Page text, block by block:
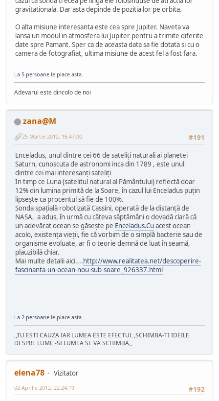
gravitationala. Dar asta depinde de pozitia lor pe orbita.
O alta misiune interesanta este cea spre Jupiter. Naveta va
lansa un modul in atmosfera lui Jupiter pentru a trimite diferite
date spre Pamant. Sper ca de aceasta data sa fie dotata si cu o
camera de fotografiat, ultima misiune de acest fel a fost fara.
La 5 persoane le place asta.
Adevarul este dincolo de noi
zana@M
#191
25 Martie 2012, 16:47:00
Enceladus, unul dintre cei 66 de sateliţi naturali ai planetei
Saturn, cunoscuta de astronomi inca din 1789 , este unul
dintre cei mai interesanţi sateliţi
In timp ce Luna (satelitul natural al Pământului) reflectă doar
12% din lumina primită de la Soare, în cazul lui Enceladus puţin
lipseşte ca procentul să fie de 100%.
Sonda spaţială robotizată Cassini, operată de la distanţă de
NASA, a adus, în urmă cu câteva săptămâni o dovadă clară că
un adevărat ocean se găseşte pe Enceladus.Cu acest ocean
acolo, existenţa vieţii, fie că vorbim de o simplă bacterie sau de
organisme evoluate, ar fi o teorie demnă de luat în seamă,
plauzibilă chiar.
Mai multe detalii aici....http://www.realitatea.net/descoperire-
fascinanta-un-ocean-nou-sub-soare_926337.html
La 2 persoane le place asta.
,,TU ESTI CAUZA IAR LUMEA ESTE EFECTUL ,SCHIMBA-TI IDEILE
DESPRE LUME -SI LUMEA SE VA SCHIMBA,,
elena78
Vizitator
#192
02 Aprilie 2012, 22:24:19